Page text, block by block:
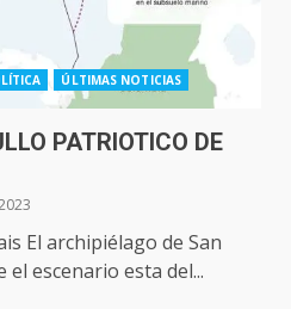
ÚLTIMAS NOTICIAS
PATRIOTICO DE
El archipiélago de San
escenario esta del...